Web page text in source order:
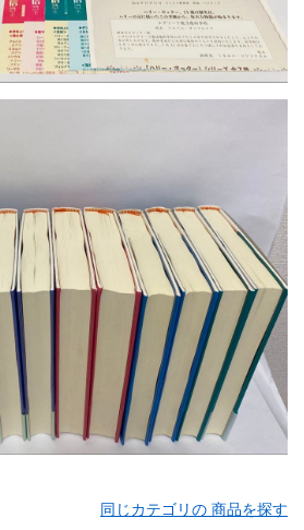
同じカテゴリの 商品を探す